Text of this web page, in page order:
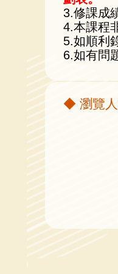
3.修課成
4.本課程
5.如順利
6.如有問